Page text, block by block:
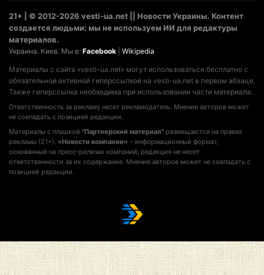
21+ | © 2012-2026 vesti-ua.net || Новости Украины. Контент
создается людьми: мы не используем ИИ для редактуры
материалов.
Украина. Киев. Мы в: Facebook Wikipedia
Материалы с сайта «vesti-ua.net» могут использоваться бесплатно с
обязательной активной гиперссылкой на vesti-ua.net в первом абзаце.
Также гиперссылка необходима при использовании части материала.
Ответственность за рекламу несет рекламодатель. Мнение авторов может
не совпадать с позицией редакции.
Материалы с плашкой "Партнерский материал" размещаются на правах
рекламы (21+). «Новости компании» – информационный формат,
основанный на пресс-релизах компаний; редакция не несет
ответственности за их содержание. Мнение авторов может не совпадать с
позицией редакции.